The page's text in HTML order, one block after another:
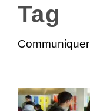
Tag
Communiquer